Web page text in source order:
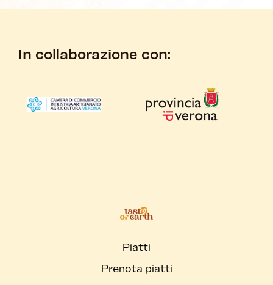
In collaborazione con:
Piatti
Prenota piatti